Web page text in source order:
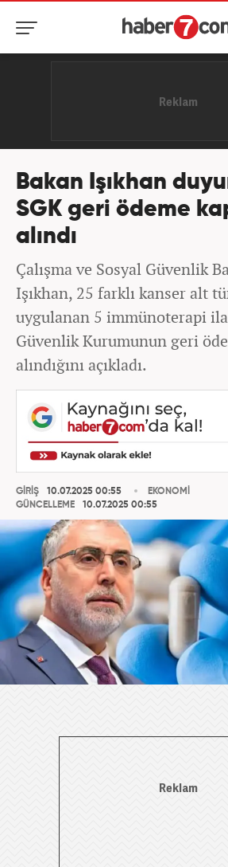
Bakan Işıkhan
SGK geri ödeme
alındı
Çalışma ve Sosyal Güvenlik
Işıkhan, 25 farklı kanser alt
uygulanan 5 immünoterapi
Güvenlik Kurumunun geri
alındığını açıkladı.
GİRİŞ
10.07.2025 00:55
GÜNCELLEME
10.07.2025 00:55
EKONOMİ